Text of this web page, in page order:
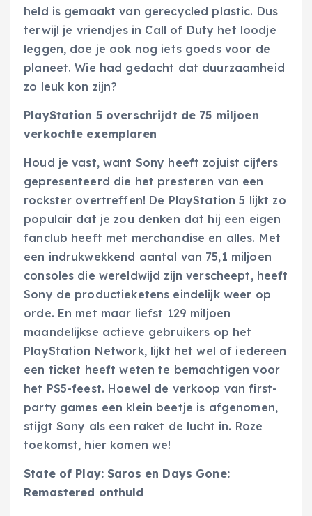
held is gemaakt van gerecycled plastic. Dus
terwijl je vriendjes in Call of Duty het loodje
leggen, doe je ook nog iets goeds voor de
planeet. Wie had gedacht dat duurzaamheid
zo leuk kon zijn?
PlayStation 5 overschrijdt de 75 miljoen
verkochte exemplaren
Houd je vast, want Sony heeft zojuist cijfers
gepresenteerd die het presteren van een
rockster overtreffen! De PlayStation 5 lijkt zo
populair dat je zou denken dat hij een eigen
fanclub heeft met merchandise en alles. Met
een indrukwekkend aantal van 75,1 miljoen
consoles die wereldwijd zijn verscheept, heeft
Sony de productieketens eindelijk weer op
orde. En met maar liefst 129 miljoen
maandelijkse actieve gebruikers op het
PlayStation Network, lijkt het wel of iedereen
een ticket heeft weten te bemachtigen voor
het PS5-feest. Hoewel de verkoop van first-
party games een klein beetje is afgenomen,
stijgt Sony als een raket de lucht in. Roze
toekomst, hier komen we!
State of Play: Saros en Days Gone:
Remastered onthuld